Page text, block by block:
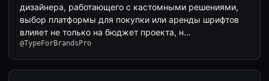
дизайнера, работающего с кастомными решениями,
выбор платформы для покупки или аренды шрифтов
влияет не только на бюджет проекта, н…
@TypeForBrandsPro